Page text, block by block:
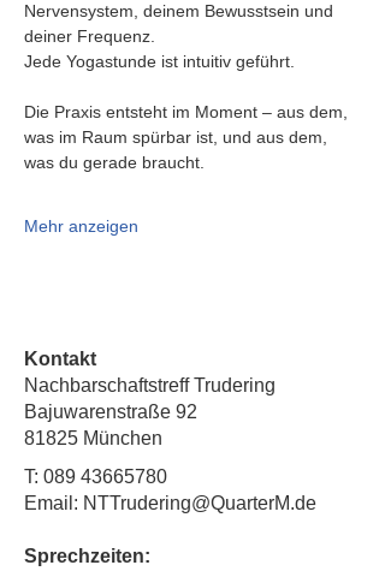
Nervensystem, deinem Bewusstsein und
deiner Frequenz.
Jede Yogastunde ist intuitiv geführt.
Die Praxis entsteht im Moment – aus dem,
was im Raum spürbar ist, und aus dem,
was du gerade braucht.
Mehr anzeigen
Kontakt
Nachbarschaftstreff Trudering
Bajuwarenstraße 92
81825 München
T: 089 43665780
Email: NTTrudering@QuarterM.de
Sprechzeiten: